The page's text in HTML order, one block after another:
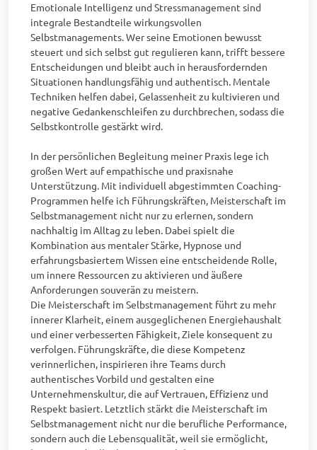
Emotionale Intelligenz und Stressmanagement sind
integrale Bestandteile wirkungsvollen
Selbstmanagements. Wer seine Emotionen bewusst
steuert und sich selbst gut regulieren kann, trifft bessere
Entscheidungen und bleibt auch in herausfordernden
Situationen handlungsfähig und authentisch. Mentale
Techniken helfen dabei, Gelassenheit zu kultivieren und
negative Gedankenschleifen zu durchbrechen, sodass die
Selbstkontrolle gestärkt wird.
In der persönlichen Begleitung meiner Praxis lege ich
großen Wert auf empathische und praxisnahe
Unterstützung. Mit individuell abgestimmten Coaching-
Programmen helfe ich Führungskräften, Meisterschaft im
Selbstmanagement nicht nur zu erlernen, sondern
nachhaltig im Alltag zu leben. Dabei spielt die
Kombination aus mentaler Stärke, Hypnose und
erfahrungsbasiertem Wissen eine entscheidende Rolle,
um innere Ressourcen zu aktivieren und äußere
Anforderungen souverän zu meistern.
Die Meisterschaft im Selbstmanagement führt zu mehr
innerer Klarheit, einem ausgeglichenen Energiehaushalt
und einer verbesserten Fähigkeit, Ziele konsequent zu
verfolgen. Führungskräfte, die diese Kompetenz
verinnerlichen, inspirieren ihre Teams durch
authentisches Vorbild und gestalten eine
Unternehmenskultur, die auf Vertrauen, Effizienz und
Respekt basiert. Letztlich stärkt die Meisterschaft im
Selbstmanagement nicht nur die berufliche Performance,
sondern auch die Lebensqualität, weil sie ermöglicht,